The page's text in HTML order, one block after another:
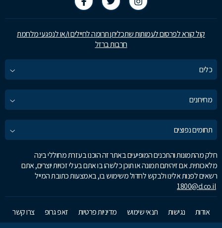
קול קורא לפרסום לעמותות שתכליתן תרומה לחיילים ו/או לנפגעי מלחמת
חרבות ברזל
כלים
מחירונים
תחומים נפוצים
חלק מהתמונות והתכנים המופיעים באתר זה הוכנו בעזרת מחוללי בינה
מלאכותית. אם זיהיתם תמונה או תוכן כלשהו בו אתם בעלי זכויות יוצרים, אתם
רשאים לפנות אלינו ולבקש לחדול משימוש בו, באמצעות כתובת המייל
1800@d.co.il
אודות נגישות תנאי שימוש מדיניות פרטיות זאפ גרופ
צרו קשר